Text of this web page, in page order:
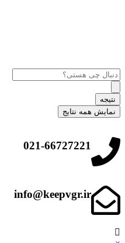
نتیجه
نمایش همه نتایج
021-66727221
info@keepvgr.ir